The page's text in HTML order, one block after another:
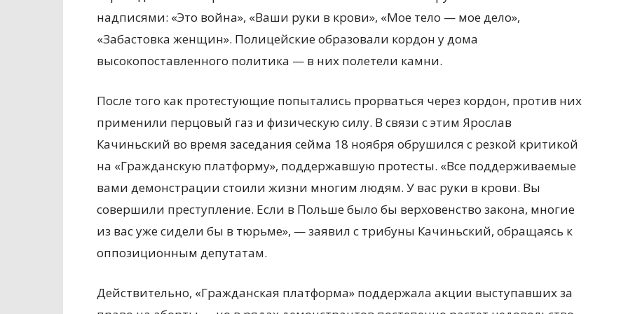
надписями: «Это война», «Ваши руки в крови», «Мое тело — мое дело»,
«Забастовка женщин». Полицейские образовали кордон у дома
высокопоставленного политика — в них полетели камни.
После того как протестующие попытались прорваться через кордон, против них
применили перцовый газ и физическую силу. В связи с этим Ярослав
Качиньский во время заседания сейма 18 ноября обрушился с резкой критикой
на «Гражданскую платформу», поддержавшую протесты. «Все поддерживаемые
вами демонстрации стоили жизни многим людям. У вас руки в крови. Вы
совершили преступление. Если в Польше было бы верховенство закона, многие
из вас уже сидели бы в тюрьме», — заявил с трибуны Качиньский, обращаясь к
оппозиционным депутатам.
Действительно, «Гражданская платформа» поддержала акции выступавших за